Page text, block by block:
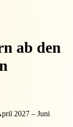
ab den
2027 – Juni